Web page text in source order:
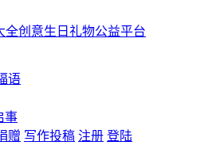
语
事
赠 写作投稿 注册 登陆